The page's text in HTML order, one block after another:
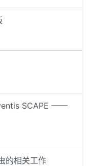
SCAPE ——
的相关工作